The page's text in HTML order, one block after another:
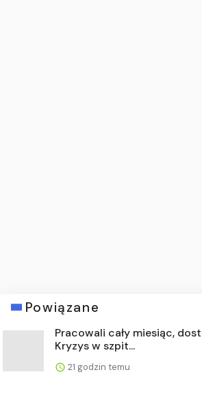
Powiązane
Pracowali cały miesiąc,
Kryzys w szpit...
21 godzin temu